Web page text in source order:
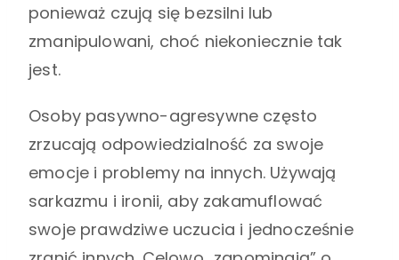
ponieważ czują się bezsilni lub
zmanipulowani, choć niekoniecznie tak
jest.
Osoby pasywno-agresywne często
zrzucają odpowiedzialność za swoje
emocje i problemy na innych. Używają
sarkazmu i ironii, aby zakamuflować
swoje prawdziwe uczucia i jednocześnie